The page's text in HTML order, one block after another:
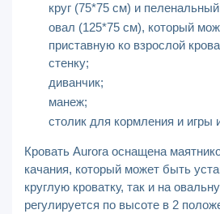
круг (75*75 см) и
овал (125*75 см), который
приставную ко взрослой
стенку;
диванчик;
манеж;
столик для кормления и игры
Кровать Aurora оснащена
качания, который может быть
круглую кроватку, так и на
регулируется по высоте в 2